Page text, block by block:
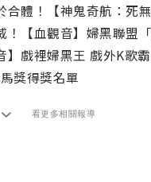
！【神鬼奇航：死無對證】本周
血觀音】婦黑聯盟「插播」票
】戲裡婦黑王 戲外K歌
獎得獎名單
看更多相關報導